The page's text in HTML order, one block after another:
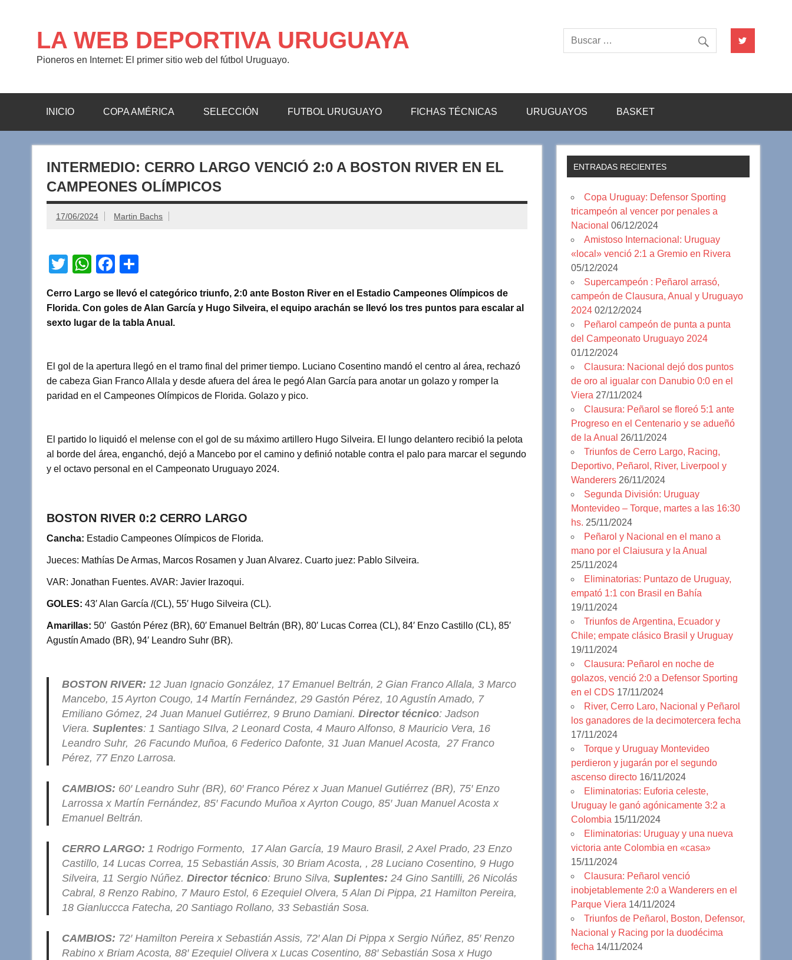
LA WEB DEPORTIVA URUGUAYA
Pioneros en Internet: El primer sitio web del fútbol Uruguayo.
INICIO COPA AMÉRICA SELECCIÓN FUTBOL URUGUAYO FICHAS TÉCNICAS URUGUAYOS BASKET
INTERMEDIO: CERRO LARGO VENCIÓ 2:0 A BOSTON RIVER EN EL
CAMPEONES OLÍMPICOS
17/06/2024 Martin Bachs
T
tt
er
W
at
s
p
F
c
e
o
o
k
m
p
tir
Cerro Largo se llevó el categórico triunfo, 2:0 ante Boston River en el Estadio Campeones Olímpicos de
Florida. Con goles de Alan García y Hugo Silveira, el equipo arachán se llevó los tres puntos para escalar al
sexto lugar de la tabla Anual.
El gol de la apertura llegó en el tramo final del primer tiempo. Luciano Cosentino mandó el centro al área, rechazó
de cabeza Gian Franco Allala y desde afuera del área le pegó Alan García para anotar un golazo y romper la
paridad en el Campeones Olímpicos de Florida. Golazo y pico.
El partido lo liquidó el melense con el gol de su máximo artillero Hugo Silveira. El lungo delantero recibió la pelota
al borde del área, enganchó, dejó a Mancebo por el camino y definió notable contra el palo para marcar el segundo
y el octavo personal en el Campeonato Uruguayo 2024.
BOSTON RIVER 0:2 CERRO LARGO
Cancha: Estadio Campeones Olímpicos de Florida.
Jueces: Mathías De Armas, Marcos Rosamen y Juan Alvarez. Cuarto juez: Pablo Silveira.
VAR: Jonathan Fuentes. AVAR: Javier Irazoqui.
GOLES: 43′ Alan García /(CL), 55′ Hugo Silveira (CL).
Amarillas: 50′ Gastón Pérez (BR), 60′ Emanuel Beltrán (BR), 80′ Lucas Correa (CL), 84′ Enzo Castillo (CL), 85′
Agustín Amado (BR), 94′ Leandro Suhr (BR).
BOSTON RIVER: 12 Juan Ignacio González, 17 Emanuel Beltrán, 2 Gian Franco Allala, 3 Marco
Mancebo, 15 Ayrton Cougo, 14 Martín Fernández, 29 Gastón Pérez, 10 Agustín Amado, 7
Emiliano Gómez, 24 Juan Manuel Gutiérrez, 9 Bruno Damiani.Director técnico: Jadson
Viera.Suplentes: 1 Santiago SIlva, 2 Leonard Costa, 4 Mauro Alfonso, 8 Mauricio Vera, 16
Leandro Suhr, 26 Facundo Muñoa, 6 Federico Dafonte, 31 Juan Manuel Acosta, 27 Franco
Pérez, 77 Enzo Larrosa.
CAMBIOS: 60′ Leandro Suhr (BR), 60′ Franco Pérez x Juan Manuel Gutiérrez (BR), 75′ Enzo
Larrossa x Martín Fernández, 85′ Facundo Muñoa x Ayrton Cougo, 85′ Juan Manuel Acosta x
Emanuel Beltrán.
CERRO LARGO: 1 Rodrigo Formento, 17 Alan García, 19 Mauro Brasil, 2 Axel Prado, 23 Enzo
Castillo, 14 Lucas Correa, 15 Sebastián Assis, 30 Briam Acosta, , 28 Luciano Cosentino, 9 Hugo
Silveira, 11 Sergio Núñez.Director técnico: Bruno Silva,Suplentes: 24 Gino Santilli, 26 Nicolás
Cabral, 8 Renzo Rabino, 7 Mauro Estol, 6 Ezequiel Olvera, 5 Alan Di Pippa, 21 Hamilton Pereira,
18 Gianluccca Fatecha, 20 Santiago Rollano, 33 Sebastián Sosa.
CAMBIOS: 72′ Hamilton Pereira x Sebastián Assis, 72′ Alan Di Pippa x Sergio Núñez, 85′ Renzo
Rabino x Briam Acosta, 88′ Ezequiel Olivera x Lucas Cosentino, 88′ Sebastián Sosa x Hugo
ENTRADAS RECIENTES
Copa Uruguay: Defensor Sporting
tricampeón al vencer por penales a
Nacional 06/12/2024
Amistoso Internacional: Uruguay
«local» venció 2:1 a Gremio en Rivera
05/12/2024
Supercampeón : Peñarol arrasó,
campeón de Clausura, Anual y Uruguayo
2024 02/12/2024
Peñarol campeón de punta a punta
del Campeonato Uruguayo 2024
01/12/2024
Clausura: Nacional dejó dos puntos
de oro al igualar con Danubio 0:0 en el
Viera 27/11/2024
Clausura: Peñarol se floreó 5:1 ante
Progreso en el Centenario y se adueñó
de la Anual 26/11/2024
Triunfos de Cerro Largo, Racing,
Deportivo, Peñarol, River, Liverpool y
Wanderers 26/11/2024
Segunda División: Uruguay
Montevideo – Torque, martes a las 16:30
hs. 25/11/2024
Peñarol y Nacional en el mano a
mano por el Claiusura y la Anual
25/11/2024
Eliminatorias: Puntazo de Uruguay,
empató 1:1 con Brasil en Bahía
19/11/2024
Triunfos de Argentina, Ecuador y
Chile; empate clásico Brasil y Uruguay
19/11/2024
Clausura: Peñarol en noche de
golazos, venció 2:0 a Defensor Sporting
en el CDS 17/11/2024
River, Cerro Laro, Nacional y Peñarol
los ganadores de la decimotercera fecha
17/11/2024
Torque y Uruguay Montevideo
perdieron y jugarán por el segundo
ascenso directo 16/11/2024
Eliminatorias: Euforia celeste,
Uruguay le ganó agónicamente 3:2 a
Colombia 15/11/2024
Eliminatorias: Uruguay y una nueva
victoria ante Colombia en «casa»
15/11/2024
Clausura: Peñarol venció
inobjetablemente 2:0 a Wanderers en el
Parque Viera 14/11/2024
Triunfos de Peñarol, Boston, Defensor,
Nacional y Racing por la duodécima
fecha 14/11/2024